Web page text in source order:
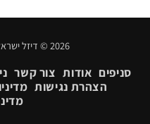
2026 © דיזל ישראל | פולימוד 1994 בע״מ
סניפים אודות צור קשר
הצהרת נגישות